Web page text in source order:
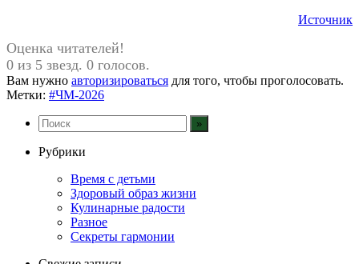
Источник
Оценка читателей!
0 из 5 звезд. 0 голосов.
Вам нужно авторизироваться для того, чтобы проголосовать.
Метки: #ЧМ-2026
Рубрики
Время с детьми
Здоровый образ жизни
Кулинарные радости
Разное
Секреты гармонии